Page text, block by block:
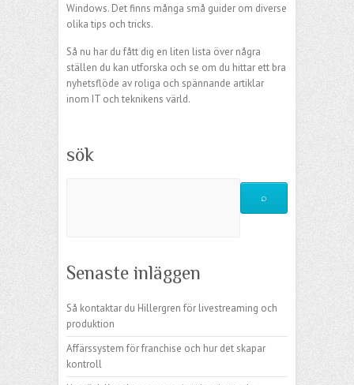
Windows. Det finns många små guider om diverse
olika tips och tricks.
Så nu har du fått dig en liten lista över några
ställen du kan utforska och se om du hittar ett bra
nyhetsflöde av roliga och spännande artiklar
inom IT och teknikens värld.
sök
Senaste inläggen
Så kontaktar du Hillergren för livestreaming och
produktion
Affärssystem för franchise och hur det skapar
kontroll